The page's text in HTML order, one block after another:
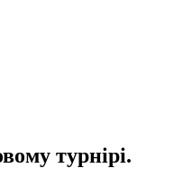
турнірі.